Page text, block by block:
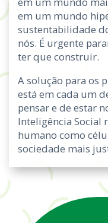
em um mundo
sustentabilidade
nós. É urgente
ter que construir.
A solução para os
está em cada um
pensar e de estar
Inteligência Social
humano como
sociedade mais